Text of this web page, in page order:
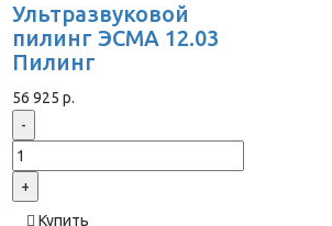
Ультразвуковой
пилинг ЭСМА 12.03
Пилинг
56 925 р.
-
+
Купить